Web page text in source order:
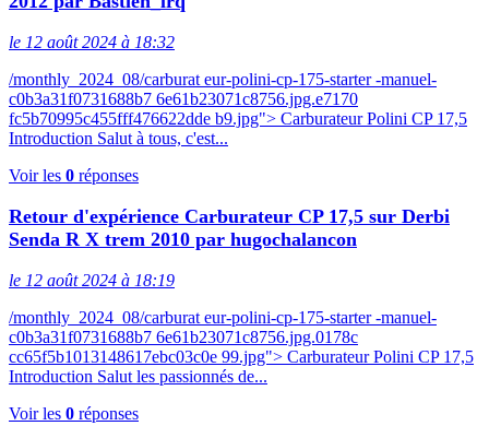
le 12 août 2024 à 18:32
/monthly_2024_08/carburat eur-polini-cp-175-starter -manuel-
c0b3a31f0731688b7 6e61b23071c8756.jpg.e7170
fc5b70995c455fff476622dde b9.jpg"> Carburateur Polini CP 17,5
Introduction Salut à tous, c'est...
Voir les 0 réponses
Retour d'expérience Carburateur CP 17,5 sur Derbi
Senda R X trem 2010 par hugochalancon
le 12 août 2024 à 18:19
/monthly_2024_08/carburat eur-polini-cp-175-starter -manuel-
c0b3a31f0731688b7 6e61b23071c8756.jpg.0178c
cc65f5b1013148617ebc03c0e 99.jpg"> Carburateur Polini CP 17,5
Introduction Salut les passionnés de...
Voir les 0 réponses